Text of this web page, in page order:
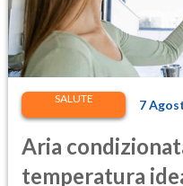
SALUTE 7
Aria
temperatura